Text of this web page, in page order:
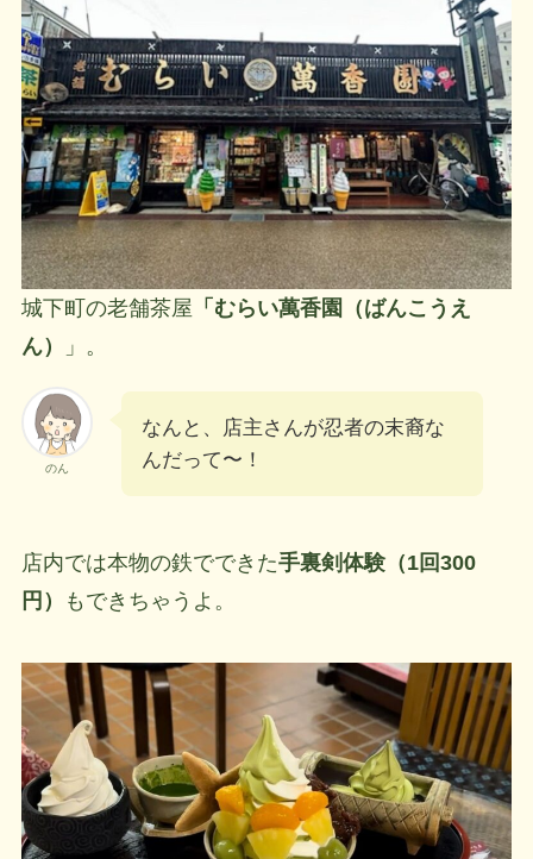
城下町の老舗茶屋 「むらい萬香園（ばんこうえ
ん）
」。
のん
なんと、店主さんが忍者の末裔な
んだって〜！
店内では本物の鉄でできた手裏剣体験（1回300
円）
もできちゃうよ。